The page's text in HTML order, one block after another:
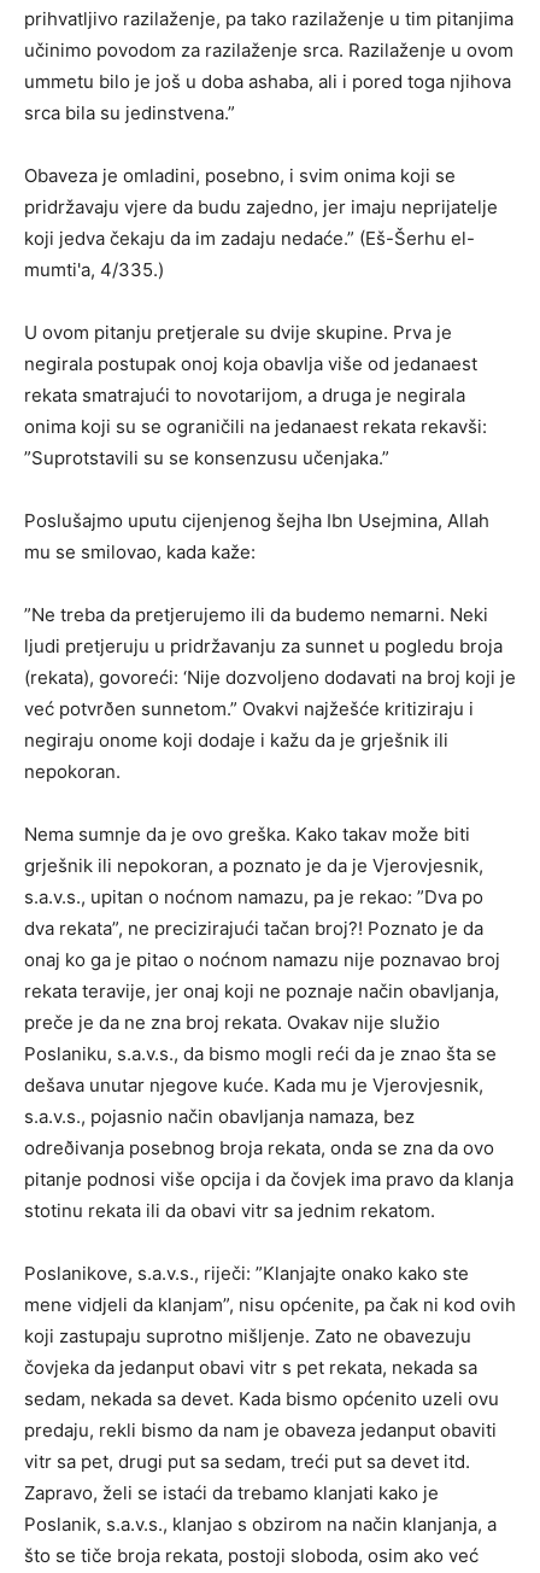
prihvatljivo razilaženje, pa tako razilaženje u tim pitanjima
učinimo povodom za razilaženje srca. Razilaženje u ovom
ummetu bilo je još u doba ashaba, ali i pored toga njihova
srca bila su jedinstvena.”
Obaveza je omladini, posebno, i svim onima koji se
pridržavaju vjere da budu zajedno, jer imaju neprijatelje
koji jedva čekaju da im zadaju nedaće.” (Eš-Šerhu el-
mumti'a, 4/335.)
U ovom pitanju pretjerale su dvije skupine. Prva je
negirala postupak onoj koja obavlja više od jedanaest
rekata smatrajući to novotarijom, a druga je negirala
onima koji su se ograničili na jedanaest rekata rekavši:
”Suprotstavili su se konsenzusu učenjaka.”
Poslušajmo uputu cijenjenog šejha Ibn Usejmina, Allah
mu se smilovao, kada kaže:
”Ne treba da pretjerujemo ili da budemo nemarni. Neki
ljudi pretjeruju u pridržavanju za sunnet u pogledu broja
(rekata), govoreći: ‘Nije dozvoljeno dodavati na broj koji je
već potvrðen sunnetom.” Ovakvi najžešće kritiziraju i
negiraju onome koji dodaje i kažu da je grješnik ili
nepokoran.
Nema sumnje da je ovo greška. Kako takav može biti
grješnik ili nepokoran, a poznato je da je Vjerovjesnik,
s.a.v.s., upitan o noćnom namazu, pa je rekao: ”Dva po
dva rekata”, ne precizirajući tačan broj?! Poznato je da
onaj ko ga je pitao o noćnom namazu nije poznavao broj
rekata teravije, jer onaj koji ne poznaje način obavljanja,
preče je da ne zna broj rekata. Ovakav nije služio
Poslaniku, s.a.v.s., da bismo mogli reći da je znao šta se
dešava unutar njegove kuće. Kada mu je Vjerovjesnik,
s.a.v.s., pojasnio način obavljanja namaza, bez
odreðivanja posebnog broja rekata, onda se zna da ovo
pitanje podnosi više opcija i da čovjek ima pravo da klanja
stotinu rekata ili da obavi vitr sa jednim rekatom.
Poslanikove, s.a.v.s., riječi: ”Klanjajte onako kako ste
mene vidjeli da klanjam”, nisu općenite, pa čak ni kod ovih
koji zastupaju suprotno mišljenje. Zato ne obavezuju
čovjeka da jedanput obavi vitr s pet rekata, nekada sa
sedam, nekada sa devet. Kada bismo općenito uzeli ovu
predaju, rekli bismo da nam je obaveza jedanput obaviti
vitr sa pet, drugi put sa sedam, treći put sa devet itd.
Zapravo, želi se istaći da trebamo klanjati kako je
Poslanik, s.a.v.s., klanjao s obzirom na način klanjanja, a
što se tiče broja rekata, postoji sloboda, osim ako već